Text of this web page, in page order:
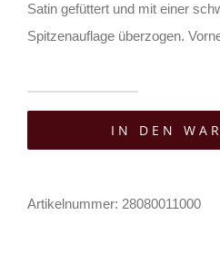
Satin gefüttert und mit einer
Spitzenauflage überzogen.
CapeIN DEN
Artikelnummer: 28080011000